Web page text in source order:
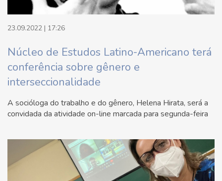
23.09.2022 | 17:26
Núcleo de Estudos Latino-Americano terá
conferência sobre gênero e
interseccionalidade
A socióloga do trabalho e do gênero, Helena Hirata, será a
convidada da atividade on-line marcada para segunda-feira